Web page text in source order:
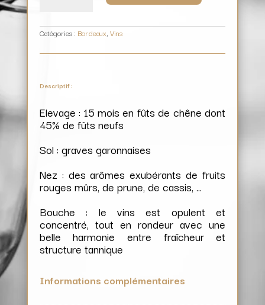
Catégories : Bordeaux, Vins
Descriptif :
Elevage : 15 mois en fûts de chêne dont
45% de fûts neufs
Sol : graves garonnaises
Nez : des arômes exubérants de fruits
rouges mûrs, de prune, de cassis, …
Bouche : le vins est opulent et
concentré, tout en rondeur avec une
belle harmonie entre fraîcheur et
structure tannique
Informations complémentaires